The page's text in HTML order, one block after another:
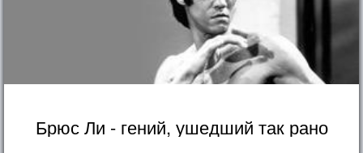
Брюс Ли - гений, ушедший так рано